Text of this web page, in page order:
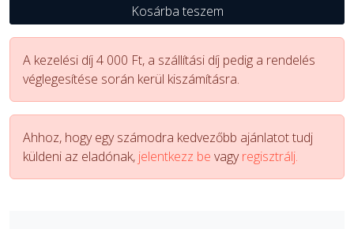
Kosárba teszem
A kezelési díj 4 000 Ft, a szállítási díj pedig a rendelés
véglegesítése során kerül kiszámításra.
Ahhoz, hogy egy számodra kedvezőbb ajánlatot tudj
küldeni az eladónak, jelentkezz be vagyregisztrálj.